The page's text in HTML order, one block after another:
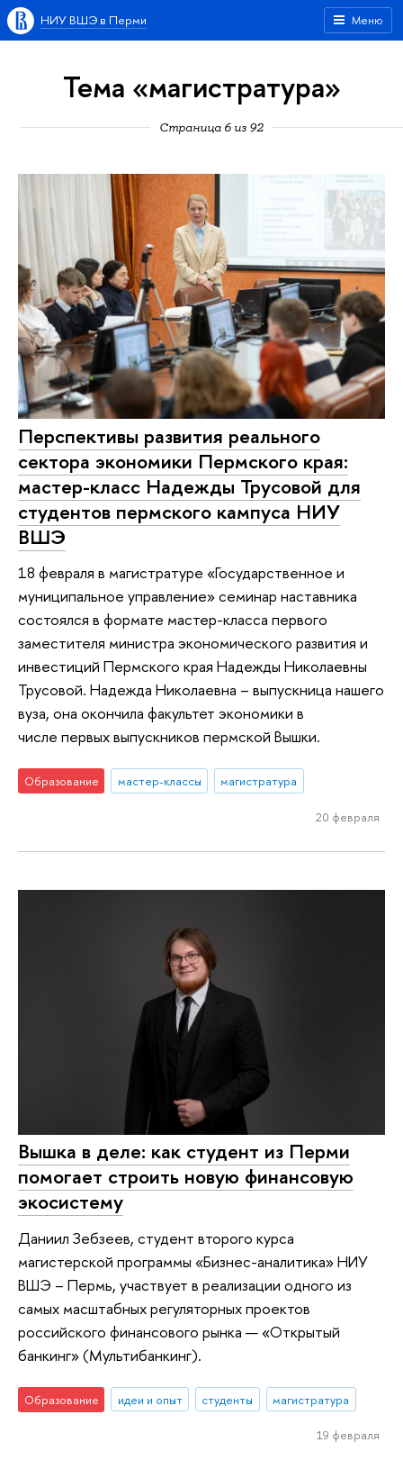
Меню
НИУ ВШЭ в Перми
Тема «магистратура»
Страница 6 из 92
Перспективы развития реального
сектора экономики Пермского края:
мастер-класс Надежды Трусовой для
студентов пермского кампуса НИУ
ВШЭ
18 февраля в магистратуре «Государственное и
муниципальное управление» семинар наставника
состоялся в формате мастер-класса первого
заместителя министра экономического развития и
инвестиций Пермского края Надежды Николаевны
Трусовой. Надежда Николаевна – выпускница нашего
вуза, она окончила факультет экономики в
числе первых выпускников пермской Вышки.
Образование мастер-классы магистратура
20 февраля
Вышка в деле: как студент из Перми
помогает строить новую финансовую
экосистему
Даниил Зебзеев, студент второго курса
магистерской программы «Бизнес-аналитика» НИУ
ВШЭ – Пермь, участвует в реализации одного из
самых масштабных регуляторных проектов
российского финансового рынка — «Открытый
банкинг» (Мультибанкинг).
Образование идеи и опыт студенты магистратура
19 февраля